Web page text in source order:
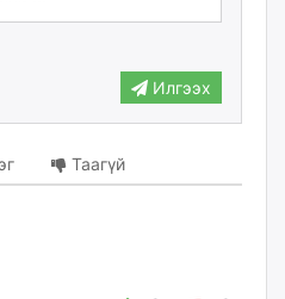
Илгээх
Таагүй